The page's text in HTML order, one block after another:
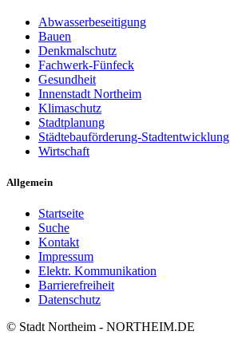
Abwasserbeseitigung
Bauen
Denkmalschutz
Fachwerk-Fünfeck
Gesundheit
Innenstadt Northeim
Klimaschutz
Stadtplanung
Städtebauförderung-Stadtentwicklung
Wirtschaft
Allgemein
Startseite
Suche
Kontakt
Impressum
Elektr. Kommunikation
Barrierefreiheit
Datenschutz
© Stadt Northeim - NORTHEIM.DE